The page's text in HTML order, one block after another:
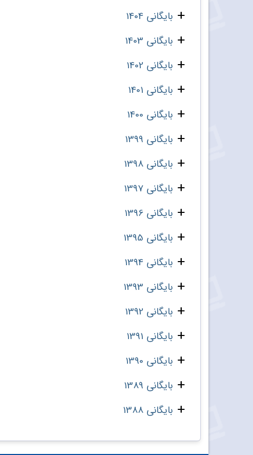
بایگانی 1404
بایگانی 1403
بایگانی 1402
بایگانی 1401
بایگانی 1400
بایگانی 1399
بایگانی 1398
بایگانی 1397
بایگانی 1396
بایگانی 1395
بایگانی 1394
بایگانی 1393
بایگانی 1392
بایگانی 1391
بایگانی 1390
بایگانی 1389
بایگانی 1388